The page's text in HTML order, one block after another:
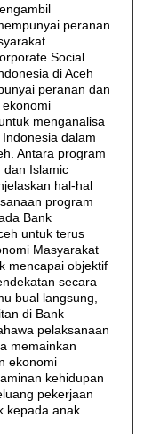
peranan
Social
di Aceh
peranan dan
menganalisa
dalam
Antara program
dan Islamic
hal-hal
program
Bank
untuk terus
Masyarakat
mencapai objektif
secara
bual langsung,
di Bank
pelaksanaan
memainkan
ekonomi
kehidupan
pekerjaan
kepada anak